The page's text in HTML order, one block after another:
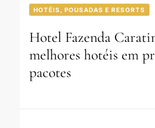
HOTÉIS, POUSADAS E RESORTS
Hotel Fazenda
melhores hotéis em
pacotes